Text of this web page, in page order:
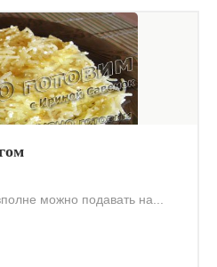
можно подавать на...